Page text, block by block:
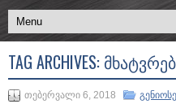
TAG ARCHIVES:
თებერვალი 6, 2018